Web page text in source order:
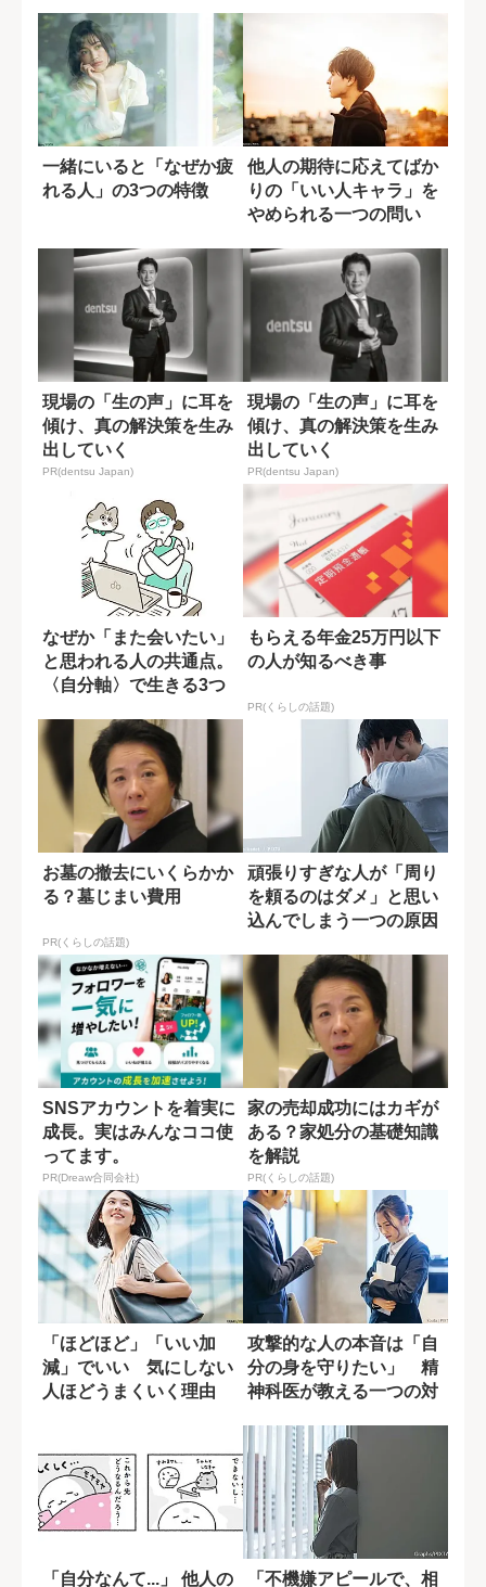
一緒にいると「なぜか疲
れる人」の3つの特徴
他人の期待に応えてばか
りの「いい人キャラ」を
やめられる一つの問い
現場の「生の声」に耳を
傾け、真の解決策を生み
出していく
PR(dentsu Japan)
現場の「生の声」に耳を
傾け、真の解決策を生み
出していく
PR(dentsu Japan)
なぜか「また会いたい」
と思われる人の共通点。
〈自分軸〉で生きる3つ
もらえる年金25万円以下
の人が知るべき事
PR(くらしの話題)
お墓の撤去にいくらかか
る？墓じまい費用
PR(くらしの話題)
頑張りすぎな人が「周り
を頼るのはダメ」と思い
込んでしまう一つの原因
SNSアカウントを着実に
成長。実はみんなココ使
ってます。
PR(Dreaw合同会社)
家の売却成功にはカギが
ある？家処分の基礎知識
を解説
PR(くらしの話題)
「ほどほど」「いい加
減」でいい 気にしない
人ほどうまくいく理由
攻撃的な人の本音は「自
分の身を守りたい」 精
神科医が教える一つの対
「自分なんて...」 他人の 「不機嫌アピールで、相